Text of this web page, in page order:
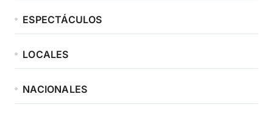
ESPECTÁCULOS
LOCALES
NACIONALES